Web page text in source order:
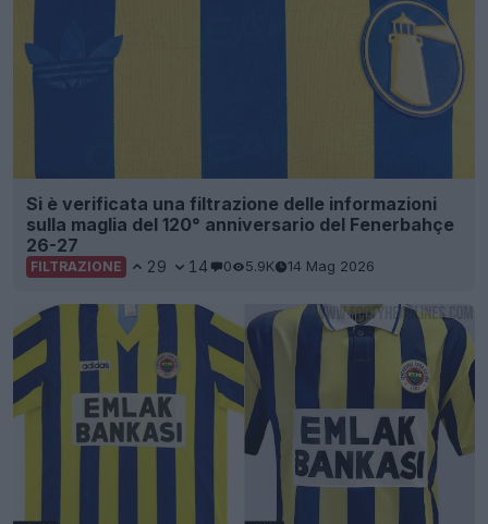
Si è verificata una filtrazione delle informazioni
sulla maglia del 120° anniversario del Fenerbahçe
26-27
FILTRAZIONE 29 14 0 5.9K 14 Mag 2026